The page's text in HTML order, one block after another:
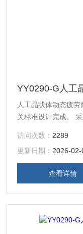
人工晶状体动态疲
关标准设计完成。 采用5.7英寸（120×90）单彩液晶显示
访问次数： 2289
更新日期： 2026-02-
查看详情